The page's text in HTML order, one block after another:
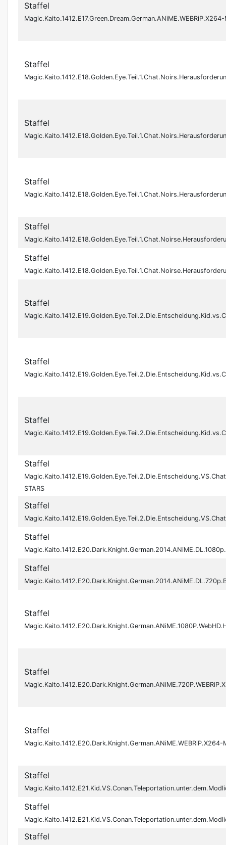
Staffel
Magic.Kaito.1412.E17.Green.Dream.German.ANiME.WEBRiP.X264-
Staffel
Staffel
Staffel
Staffel
Staffel
Staffel
Staffel
Staffel
Staffel
STARS
Staffel
Staffel
Staffel
Staffel
Staffel
Staffel
Magic.Kaito.1412.E20.Dark.Knight.German.ANiME.WEBRiP.X264-
Staffel
Staffel
Staffel